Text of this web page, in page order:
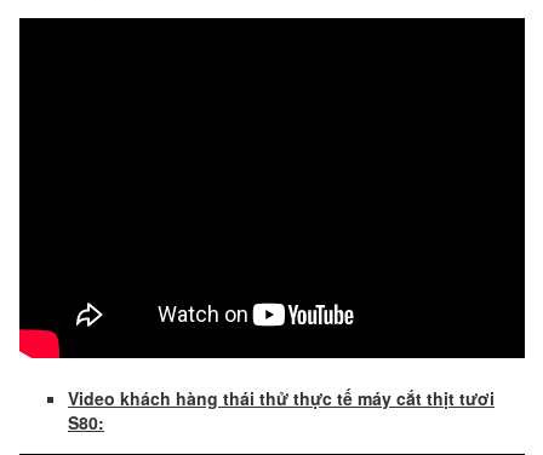
Video khách hàng thái thử thực tế máy cắt thịt tươi
S80: